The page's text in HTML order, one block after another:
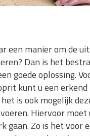
een manier om de
Dan is het
goede oplossing.
kunt u een
is ook mogelijk
Hiervoor moet
gaan. Zo is het voor